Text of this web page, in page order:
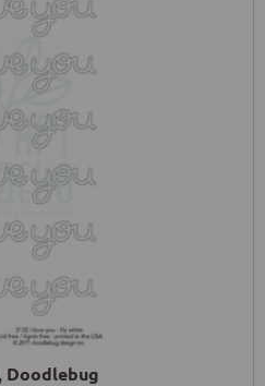
Doodlebug